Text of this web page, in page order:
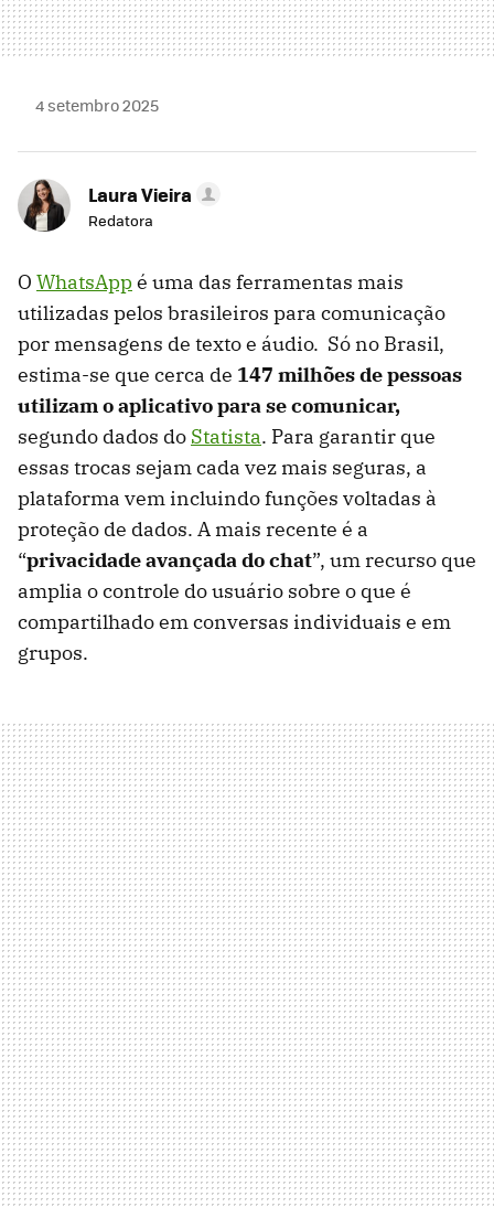
4 setembro 2025
Laura Vieira
Redatora
O WhatsAppé uma das ferramentas mais
utilizadas pelos brasileiros para comunicação
por mensagens de texto e áudio. Só no Brasil,
estima-se que cerca de 147 milhões de pessoas
utilizam o aplicativo para se comunicar,
segundo dados do Statista. Para garantir que
essas trocas sejam cada vez mais seguras, a
plataforma vem incluindo funções voltadas à
proteção de dados. A mais recente é a
“privacidade avançada do chat”, um recurso que
amplia o controle do usuário sobre o que é
compartilhado em conversas individuais e em
grupos.